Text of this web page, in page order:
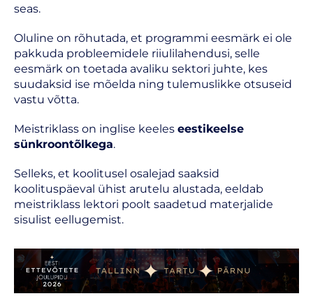
seas.
Oluline on rõhutada, et programmi eesmärk ei ole
pakkuda probleemidele riiulilahendusi, selle
eesmärk on toetada avaliku sektori juhte, kes
suudaksid ise mõelda ning tulemuslikke otsuseid
vastu võtta.
Meistriklass on inglise keeles eestikeelse
sünkroontõlkega.
Selleks, et koolitusel osalejad saaksid
koolituspäeval ühist arutelu alustada, eeldab
meistriklass lektori poolt saadetud materjalide
sisulist eellugemist.